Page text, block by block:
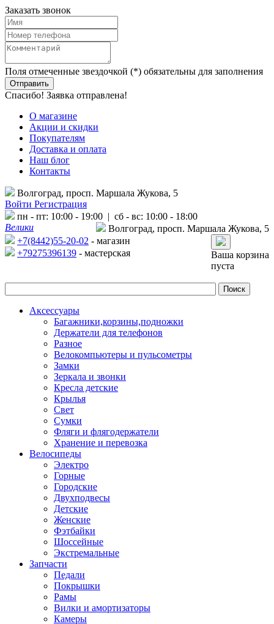
Заказать звонок
Поля отмеченные звездочкой (*) обязательны для заполнения
Спасибо! Заявка отправлена!
О магазине
Акции и скидки
Покупателям
Доставка и оплата
Наш блог
Контакты
Волгоград, просп. Маршала Жукова, 5
Войти Регистрация
пн - пт: 10:00 - 19:00 | сб - вс: 10:00 - 18:00
Велики
Волгоград, просп. Маршала Жукова, 5
+7(8442)55-20-02 - магазин
+79275396139 - мастерская
Ваша корзина
пуста
Аксессуары
Багажники,корзины,подножки
Держатели для телефонов
Разное
Велокомпьютеры и пульсометры
Замки
Зеркала и звонки
Кресла детские
Крылья
Свет
Сумки
Фляги и флягодержатели
Хранение и перевозка
Велосипеды
Электро
Горные
Городские
Двухподвесы
Детские
Женские
Фэтбайки
Шоссейные
Экстремальные
Запчасти
Педали
Покрышки
Рамы
Вилки и амортизаторы
Камеры